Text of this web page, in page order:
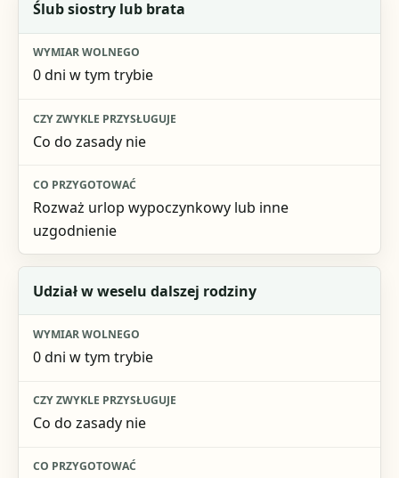
Ślub siostry lub brata
0 dni w tym trybie
Co do zasady nie
Rozważ urlop wypoczynkowy lub inne
uzgodnienie
Udział w weselu dalszej rodziny
0 dni w tym trybie
Co do zasady nie